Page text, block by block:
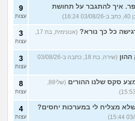
איך להתגבר על תחושת
9
עצות
כל כך נורא? 3
עצות
(שירה, בת 18, כתבה ב-03/08/26
3
עצות
סקס שלנו ההורים 8
עצות
מצליח לי במערכות יחסים? 4
עצות